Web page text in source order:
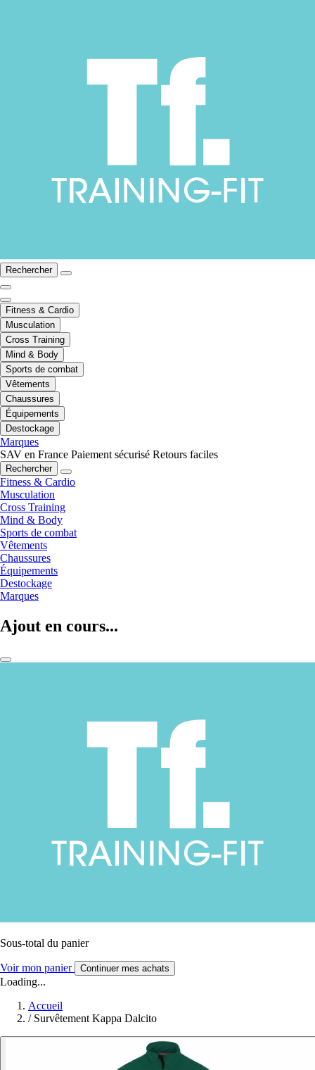
Rechercher
Fitness & Cardio
Musculation
Cross Training
Mind & Body
Sports de combat
Vêtements
Chaussures
Équipements
Destockage
Marques
SAV en France Paiement sécurisé Retours faciles
Rechercher
Fitness & Cardio
Musculation
Cross Training
Mind & Body
Sports de combat
Vêtements
Chaussures
Équipements
Destockage
Marques
Ajout en cours...
Sous-total du panier
Voir mon panier Continuer mes achats
Loading...
Accueil
/ Survêtement Kappa Dalcito